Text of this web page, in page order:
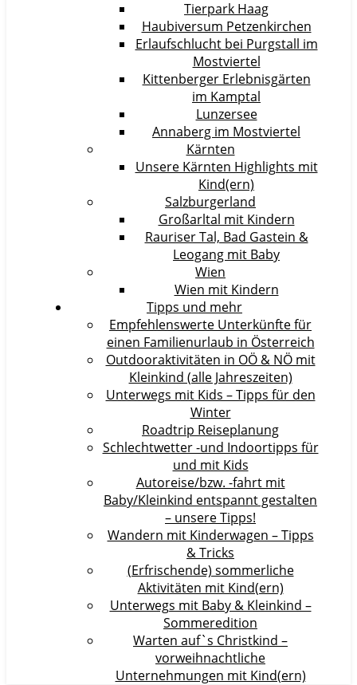
Tierpark Haag
Haubiversum Petzenkirchen
Erlaufschlucht bei Purgstall im
Mostviertel
Kittenberger Erlebnisgärten
im Kamptal
Lunzersee
Annaberg im Mostviertel
Kärnten
Unsere Kärnten Highlights mit
Kind(ern)
Salzburgerland
Großarltal mit Kindern
Rauriser Tal, Bad Gastein &
Leogang mit Baby
Wien
Wien mit Kindern
Tipps und mehr
Empfehlenswerte Unterkünfte für
einen Familienurlaub in Österreich
Outdooraktivitäten in OÖ & NÖ mit
Kleinkind (alle Jahreszeiten)
Unterwegs mit Kids – Tipps für den
Winter
Roadtrip Reiseplanung
Schlechtwetter -und Indoortipps für
und mit Kids
Autoreise/bzw. -fahrt mit
Baby/Kleinkind entspannt gestalten
– unsere Tipps!
Wandern mit Kinderwagen – Tipps
& Tricks
(Erfrischende) sommerliche
Aktivitäten mit Kind(ern)
Unterwegs mit Baby & Kleinkind –
Sommeredition
Warten auf`s Christkind –
vorweihnachtliche
Unternehmungen mit Kind(ern)